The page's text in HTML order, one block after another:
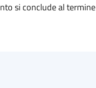
si conclude al termine